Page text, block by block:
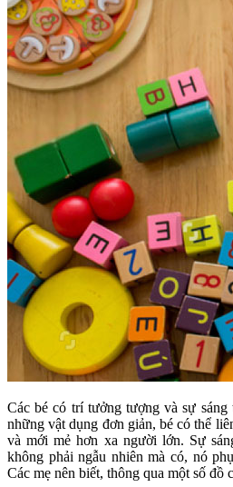
Các bé có trí tưởng tượng và sự
những vật dụng đơn giản, bé có thể
và mới mẻ hơn xa người lớn. Sự
không phải ngẫu nhiên mà có, nó
Các mẹ nên biết, thông qua một số